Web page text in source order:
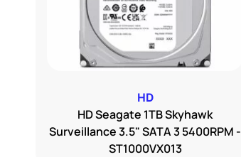
HD
HD Seagate 1TB Skyhawk
Surveillance 3.5" SATA 3 5400RPM -
ST1000VX013